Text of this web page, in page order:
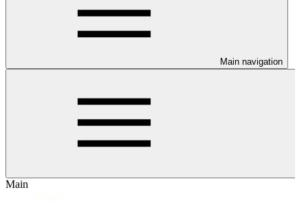
Main navigation
Main